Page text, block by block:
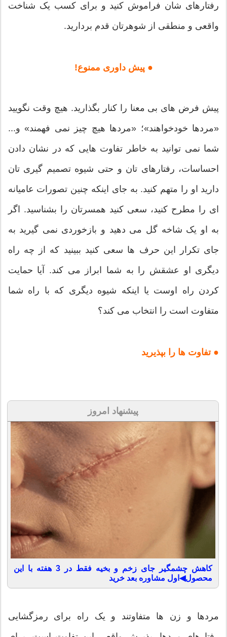
رفتارهای شان فراموش کنید و برای کسب یک شناخت
واقعی و منطقی از شوهرتان قدم بردارید.
● پیش داوری ممنوع!
پیش فرض های بی معنا را کنار بگذارید. هیچ وقت نگویید
«مردها خودخواهند»؛ «مردها هیچ چیز نمی فهمند» و...
شما نمی توانید به خاطر تفاوت هایی که در نشان دادن
احساسات، رفتارهای تان و حتی شیوه تصمیم گیری تان
دارید او را متهم کنید. به جای اینکه چنین تصورات عامیانه
ای را مطرح کنید، سعی کنید همسرتان را بشناسید. اگر
به او یک شاخه گل می دهید و بازخوردی نمی گیرید به
جای تکرار این حرف ها سعی کنید ببینید که از چه راه
دیگری او عشقش را به شما ابراز می کند. آیا حمایت
کردن راه اوست یا اینکه شیوه دیگری که با راه شما
متفاوت است را انتخاب می کند؟
● تفاوت ها را بپذیرید
پیشنهاد امروز
کاهش چشمگیر جای زخم و بخیه فقط در 3 هفته با این
محصول◀اول مشاوره بعد خرید
مردها و زن ها متفاوتند و یک راه برای رمزگشایی